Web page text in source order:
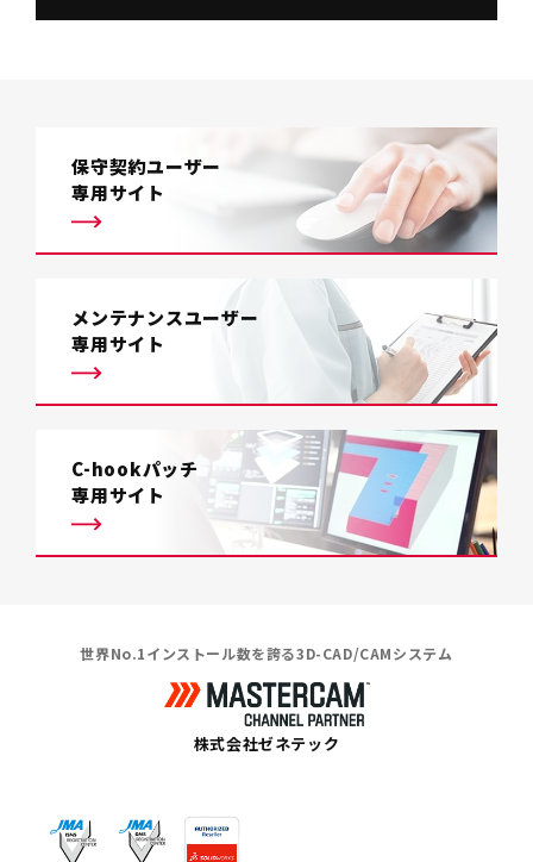
保守契約ユーザー
専用サイト
メンテナンスユーザー
専用サイト
C-hookパッチ
専用サイト
世界No.1インストール数を誇る3D-CAD/CAMシステム
株式会社ゼネテック